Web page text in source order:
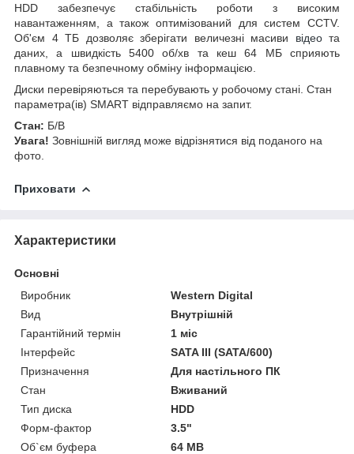
HDD забезпечує стабільність роботи з високим
навантаженням, а також оптимізований для систем CCTV.
Об'єм 4 ТБ дозволяє зберігати величезні масиви відеота
даних, а швидкість 5400 об/хв та кеш 64 МБ сприяють
плавному та безпечному обміну інформацією.
Диски перевіряються та перебувають у робочому стані. Стан
параметра(ів) SMART відправляємо на запит.
Стан: Б/В
Увага! Зовнішній вигляд може відрізнятися від поданого на
фото.
Приховати
Характеристики
Основні
Виробник
Western Digital
Вид
Внутрішній
Гарантійний термін
1 міс
Інтерфейс
SATA III (SATA/600)
Призначення
Для настільного ПК
Стан
Вживаний
Тип диска
HDD
Форм-фактор
3.5"
Об`єм буфера
64 MB